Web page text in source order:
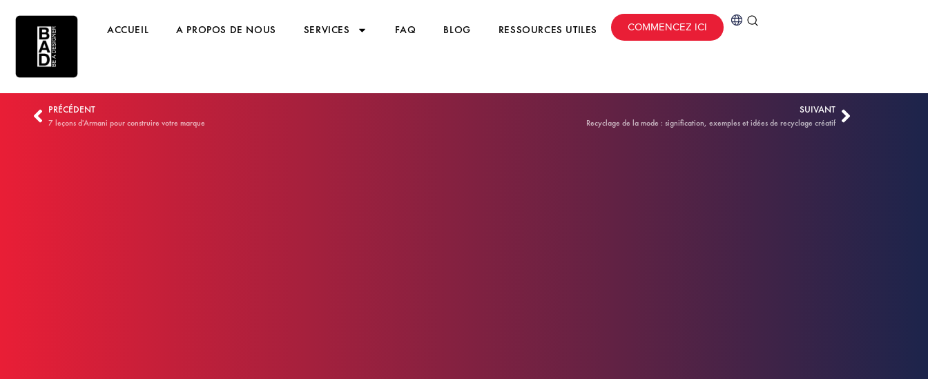
ACCUEIL A PROPOS DE NOUS SERVICES FAQ BLOG RESSOURCES UTILES COMMENCEZ ICI
PRÉCÉDENT
7 leçons d'Armani pour construire votre marque
SUIVANT
Recyclage de la mode : signification, exemples et idées de recyclage créatif